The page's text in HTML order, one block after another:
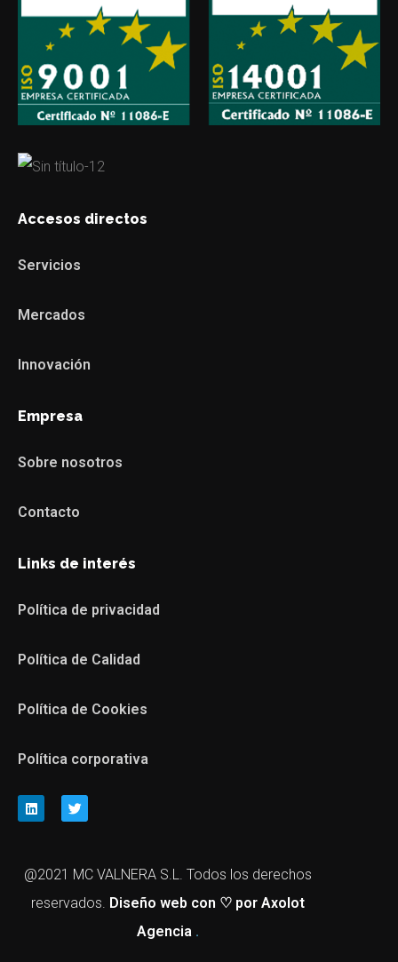
Accesos directos
Servicios
Mercados
Innovación
Empresa
Sobre nosotros
Contacto
Links de interés
Política de privacidad
Política de Calidad
Política de Cookies
Política corporativa
@2021 MC VALNERA S.L. Todos los derechos
reservados. Diseño web con ♡ por Axolot
Agencia .